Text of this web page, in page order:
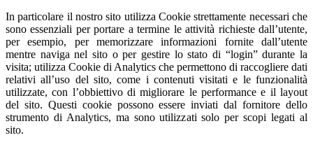
In particolare il nostro sito utilizza Cookie strettamente necessari che
sono essenziali per portare a termine le attività richieste dall’utente,
per esempio, per memorizzare informazioni fornite dall’utente
mentre naviga nel sito o per gestire lo stato di “login” durante la
visita; utilizza Cookie di Analytics che permettono di raccogliere dati
relativi all’uso del sito, come i contenuti visitati e le funzionalità
utilizzate, con l’obbiettivo di migliorare le performance e il layout
del sito. Questi cookie possono essere inviati dal fornitore dello
strumento di Analytics, ma sono utilizzati solo per scopi legati al
sito.